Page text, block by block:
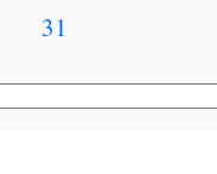
31